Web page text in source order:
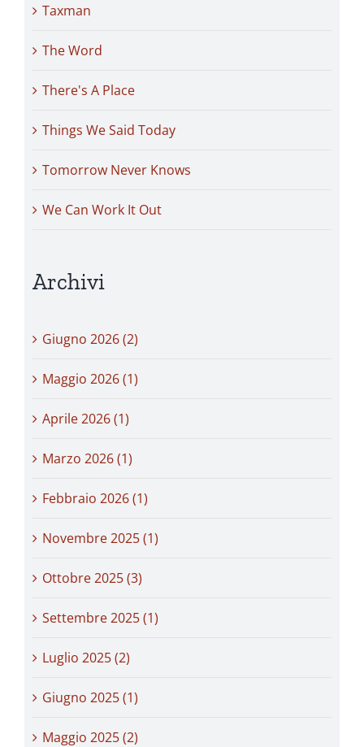
Taxman
The Word
There's A Place
Things We Said Today
Tomorrow Never Knows
We Can Work It Out
Archivi
Giugno 2026 (2)
Maggio 2026 (1)
Aprile 2026 (1)
Marzo 2026 (1)
Febbraio 2026 (1)
Novembre 2025 (1)
Ottobre 2025 (3)
Settembre 2025 (1)
Luglio 2025 (2)
Giugno 2025 (1)
Maggio 2025 (2)